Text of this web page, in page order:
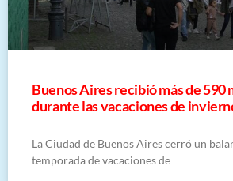
Buenos Aires recibió más de
durante las vacaciones de
La Ciudad de Buenos Aires cerró un
temporada de vacaciones de